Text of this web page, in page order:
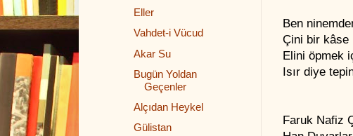
Ben
Çini bir kâse
Elini öpmek
Isır diye
Faruk Nafiz
Eller
Vahdet-i Vücud
Akar Su
Bugün Yoldan
Geçenler
Alçıdan Heykel
Gülistan